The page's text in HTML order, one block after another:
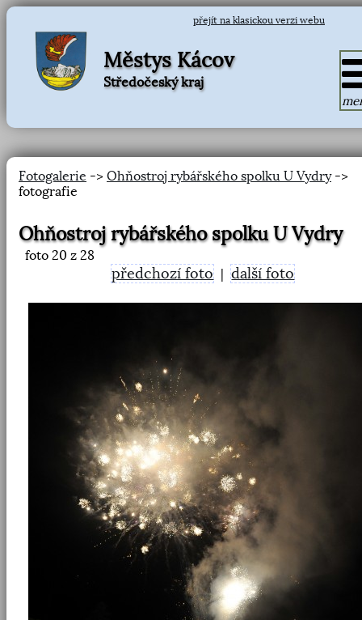
přejít na klasickou verzi webu
Městys Kácov
Středočeský kraj
Fotogalerie -> Ohňostroj rybářského spolku U Vydry->
fotografie
Ohňostroj rybářského spolku U Vydry
foto 20 z 28
předchozí foto |další foto